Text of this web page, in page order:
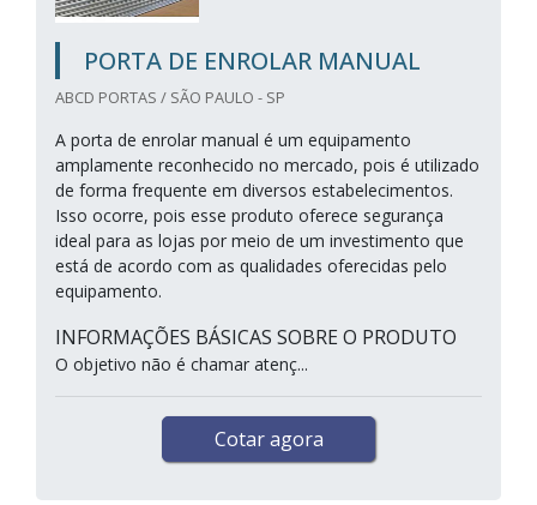
PORTA DE ENROLAR MANUAL
ABCD PORTAS / SÃO PAULO - SP
A porta de enrolar manual é um equipamento
amplamente reconhecido no mercado, pois é utilizado
de forma frequente em diversos estabelecimentos.
Isso ocorre, pois esse produto oferece segurança
ideal para as lojas por meio de um investimento que
está de acordo com as qualidades oferecidas pelo
equipamento.
INFORMAÇÕES BÁSICAS SOBRE O PRODUTO
O objetivo não é chamar atenç...
Cotar agora